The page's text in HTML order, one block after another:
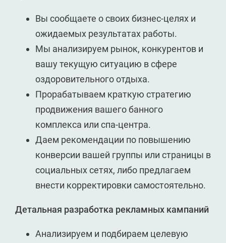
Вы сообщаете о своих бизнес-целях и
ожидаемых результатах работы.
Мы анализируем рынок, конкурентов и
вашу текущую ситуацию в сфере
оздоровительного отдыха.
Прорабатываем краткую стратегию
продвижения вашего банного
комплекса или спа-центра.
Даем рекомендации по повышению
конверсии вашей группы или страницы в
социальных сетях, либо предлагаем
внести корректировки самостоятельно.
Детальная разработка рекламных кампаний
Анализируем и подбираем целевую